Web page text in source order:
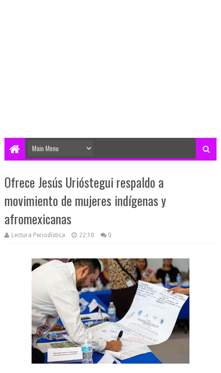
Ofrece Jesús Urióstegui respaldo a
movimiento de mujeres indígenas y
afromexicanas
Lectura Periodística 22:10 0